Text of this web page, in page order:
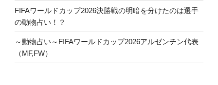
FIFAワールドカップ2026決勝戦の明暗を分けたのは選手
の動物占い！？
～動物占い～FIFAワールドカップ2026アルゼンチン代表
（MF,FW）